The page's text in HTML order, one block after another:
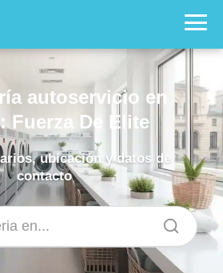
autoservicio en
Fuerza De Elite
ubicación y datos de
contacto